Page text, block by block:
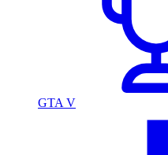
GTA V